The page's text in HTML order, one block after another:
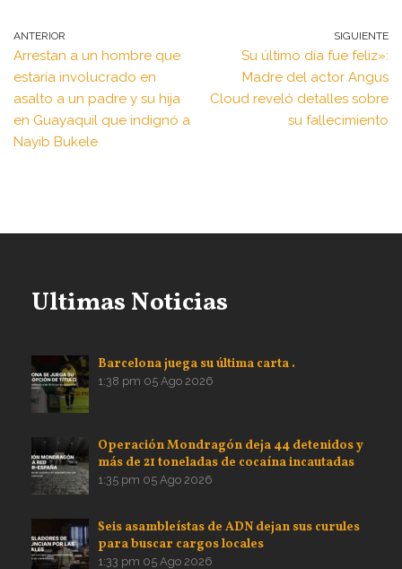
ANTERIOR
Arrestan a un hombre que
estaría involucrado en
asalto a un padre y su hija
en Guayaquil que indignó a
Nayib Bukele
SIGUIENTE
Su último día fue feliz»:
Madre del actor Angus
Cloud reveló detalles sobre
su fallecimiento
Ultimas Noticias
Barcelona juega su última carta .
1:38 pm 05 Ago 2026
Operación Mondragón deja 44 detenidos y
más de 21 toneladas de cocaína incautadas
1:35 pm 05 Ago 2026
Seis asambleístas de ADN dejan sus curules
para buscar cargos locales
1:33 pm 05 Ago 2026